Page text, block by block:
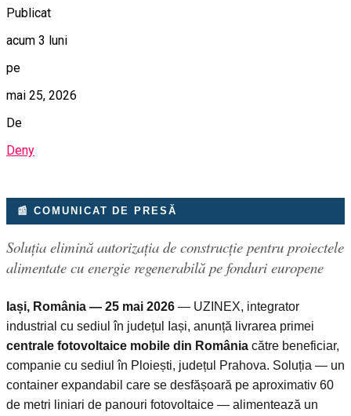
Publicat
acum 3 luni
pe
mai 25, 2026
De
Deny
📰 COMUNICAT DE PRESĂ
Soluția elimină autorizația de construcție pentru proiectele
alimentate cu energie regenerabilă pe fonduri europene
Iași, România — 25 mai 2026 — UZINEX, integrator
industrial cu sediul în județul Iași, anunță livrarea primei
centrale fotovoltaice mobile din România către beneficiar,
companie cu sediul în Ploiești, județul Prahova. Soluția — un
container expandabil care se desfășoară pe aproximativ 60
de metri liniari de panouri fotovoltaice — alimentează un